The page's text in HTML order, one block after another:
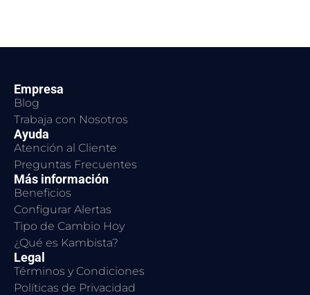
Empresa
Blog
Trabaja con Nosotros
Ayuda
Atención al Cliente
Preguntas Frecuentes
Más información
Beneficios
Configurar Alertas
Tipo de Cambio Hoy
¿Qué es Kambista?
Legal
Términos y Condiciones
Políticas de Privacidad